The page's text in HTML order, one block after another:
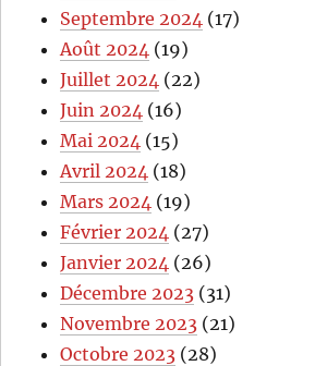
Septembre 2024 (17)
Août 2024 (19)
Juillet 2024 (22)
Juin 2024 (16)
Mai 2024 (15)
Avril 2024 (18)
Mars 2024 (19)
Février 2024 (27)
Janvier 2024 (26)
Décembre 2023 (31)
Novembre 2023 (21)
Octobre 2023 (28)